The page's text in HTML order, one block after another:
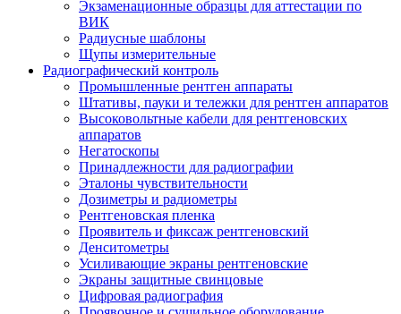
Экзаменационные образцы для аттестации по
ВИК
Радиусные шаблоны
Щупы измерительные
Радиографический контроль
Промышленные рентген аппараты
Штативы, пауки и тележки для рентген аппаратов
Высоковольтные кабели для рентгеновских
аппаратов
Негатоскопы
Принадлежности для радиографии
Эталоны чувствительности
Дозиметры и радиометры
Рентгеновская пленка
Проявитель и фиксаж рентгеновский
Денситометры
Усиливающие экраны рентгеновские
Экраны защитные свинцовые
Цифровая радиография